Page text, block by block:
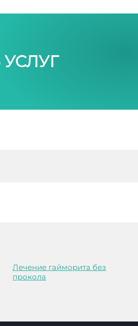
Лечение гайморита без
прокола